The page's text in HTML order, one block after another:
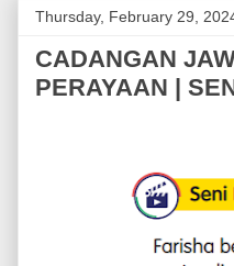
Thursday, February 29,
CADANGAN
PERAYAAN |